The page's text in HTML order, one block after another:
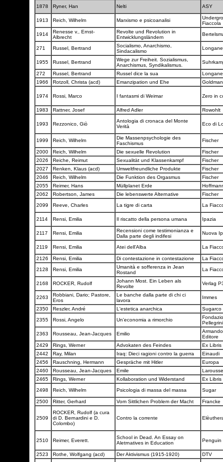
1878
Ryner, Han Nelti ASY
1913 Reich, Wilhelm Marxismo e psicoanalisi
Fiaccola
1914
Renesse v., Ernst-
Albrecht
Revolte und Revolution in
Entwicklungsländern
271 Russel, Bertrand
Socialismo, Anarchismo,
Sindacalismo
1955 Russel, Bertrand
Wege zur Freiheit. Sozialismus,
Anarchismus, Syndikalismus.
272 Russel, Bertrand Russel dice la sua
1966
Rotzoll, Christa (acd) Emanzipation und Ehe
1974 Rossi, Marco I fantasmi di Weimar Zero in
1983 Rattner, Josef Alfred Adler Rowohlt
1993 Rezzonico, Giò
Antologia di cronaca del Monte
Verità
Eco di
1999 Reich, Wilhelm
Die Massenpsychologie des
Faschismus
Fischer
2000 Reich, Wilhelm Die sexuelle Revolution
Fischer
2026
Reiche, Reimut Sexualität und Klassenkampf
Fischer
2027
Renken, Klaus (acd) Umweltfreundliche Produkte
Fischer
2046
Reich, Wilhelm Die Funktion des Orgasmus
Fischer
2055
Reimer, Hans Müllplanet Erde
2062
Robertson, James Die lebenswerte Alternative
Fischer
2099
Reeve, Charles La tigre di carta La
2114 Rensi, Emilia Il riscatto della persona umana Ipazia
2117 Rensi, Emilia
Recensioni come testimonianza e
Dalla parte degli indifesi
Nuova
2119 Rensi, Emilia Atei dell'Alba La
2126 Rensi, Emilia Di contestazione in contestazione
La
2128
Rensi, Emilia
Umanità e sofferenza in Jean
Rostand
La
2168 ROCKER, Rudolf
Johann Most. Ein Leben als
Revolte
Verlag
2263
Robbiani, Dario; Pastore,
Eros
Le banche dalla parte di chi ci
lavora
Immes
2350 Reszler, André L'estetica anarchica
Sugarco
2355
Rossi, Angelo Un'economia a rimorchio
2363
Rousseau, Jean-Jacques Emilio
Editore
2429
Rings, Werner Advokaten des Feindes
Ex Libris
2442
Ray, Milan Iraq: Dieci ragioni contro la guerra
Einaudi
2456
Rauschning, Hermann Gespräche mit Hitler
Europa
2460
Rousseau, Jean-Jacques Emile
2465
Rings, Werner Kollaboration und Widerstand
Ex Libris
2498
Reich, Wilhelm Psicologia di massa del massa Sugar
2500 Ritter, Gerhard Vom Sittlichen Problem der Macht Francke
2509
ROCKER, Rudolf (a cura
di D. Bernardini e D.
Colombo)
Contro la corrente
2510 Reimer, Everett.
School in Dead. An Essay on
Aletrnatives in Education
2523 Rothe, Wolfgang (acd) Der Aktivismus (1915-1920) DTV